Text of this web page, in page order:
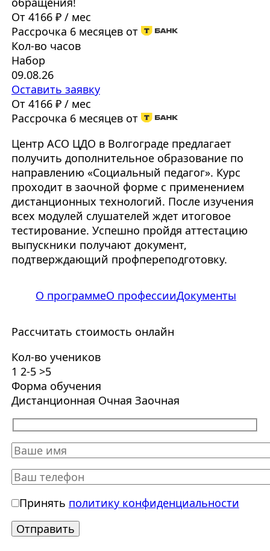
От 4166 ₽ / мес
Рассрочка 6 месяцев от
Кол-во часов
Набор
09.08.26
Оставить заявку
От 4166 ₽ / мес
Рассрочка 6 месяцев от
Центр АСО ЦДО в Волгограде предлагает
получить дополнительное образование по
направлению «Социальный педагог». Курс
проходит в заочной форме с применением
дистанционных технологий. После изучения
всех модулей слушателей ждет итоговое
тестирование. Успешно пройдя аттестацию
выпускники получают документ,
подтверждающий профпереподготовку.
О программеО профессииДокументы
Рассчитать стоимость онлайн
Кол-во учеников
1 2-5 >5
Форма обучения
Дистанционная Очная Заочная
Принять политику конфиденциальности